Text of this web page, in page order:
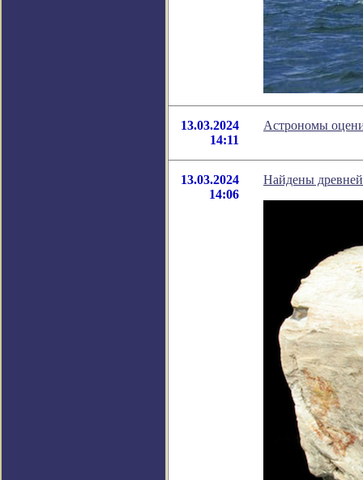
13.03.2024
14:11
Астрономы
13.03.2024
14:06
Найдены